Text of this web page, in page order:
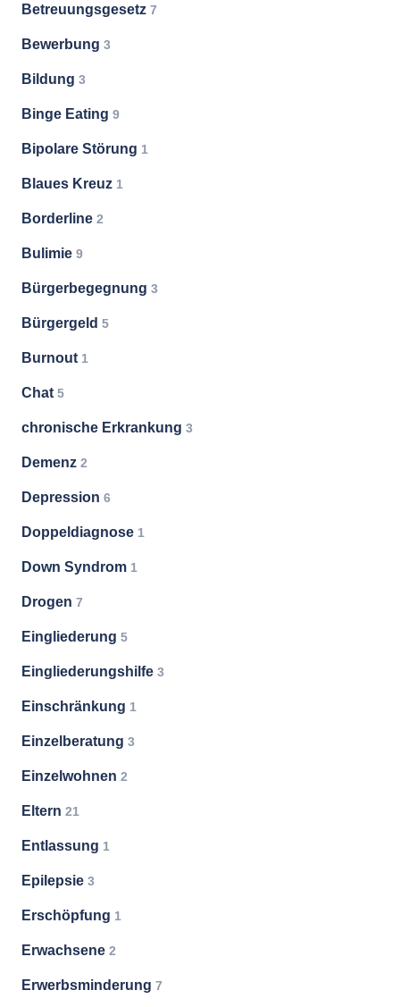
Betreuungsgesetz 7
Bewerbung 3
Bildung 3
Binge Eating 9
Bipolare Störung 1
Blaues Kreuz 1
Borderline 2
Bulimie 9
Bürgerbegegnung 3
Bürgergeld 5
Burnout 1
Chat 5
chronische Erkrankung 3
Demenz 2
Depression 6
Doppeldiagnose 1
Down Syndrom 1
Drogen 7
Eingliederung 5
Eingliederungshilfe 3
Einschränkung 1
Einzelberatung 3
Einzelwohnen 2
Eltern 21
Entlassung 1
Epilepsie 3
Erschöpfung 1
Erwachsene 2
Erwerbsminderung 7